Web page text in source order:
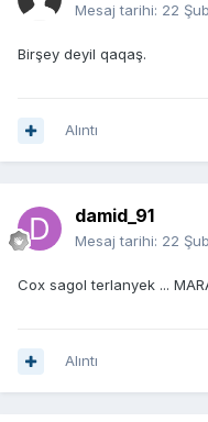
Mesaj tarihi: 22
Birşey deyil qaqaş.
Alıntı
damid_91
Mesaj tarihi: 22
Cox sagol terlanyek ...
Alıntı